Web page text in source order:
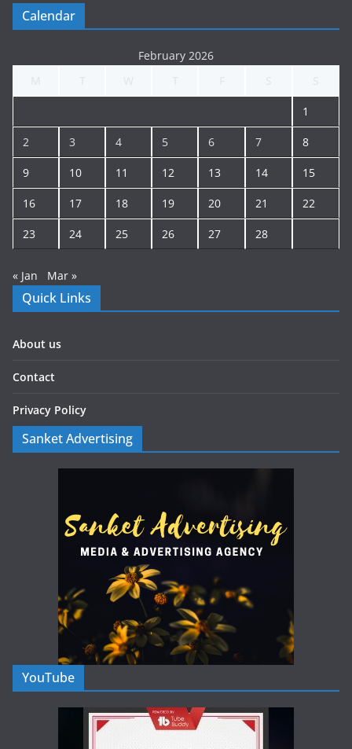
Calendar
February 2026
1
2 3 4 5 6 7 8
9 10 11 12 13 14 15
16 17 18 19 20 21 22
23 24 25 26 27 28
« Jan Mar »
Quick Links
About us
Contact
Privacy Policy
Sanket Advertising
YouTube